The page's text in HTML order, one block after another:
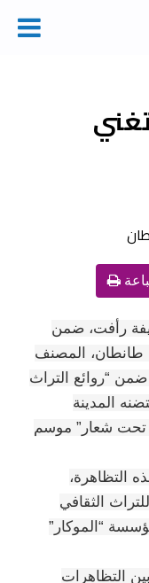
رأفت، ضمن
طانطان، المصنف
ضمن “روائع التراث
المدينة
ماي الجاري، تحت شعار” موسم
التظاهرة،
للتراث الثقافي
“الموكار”
التظاهرات